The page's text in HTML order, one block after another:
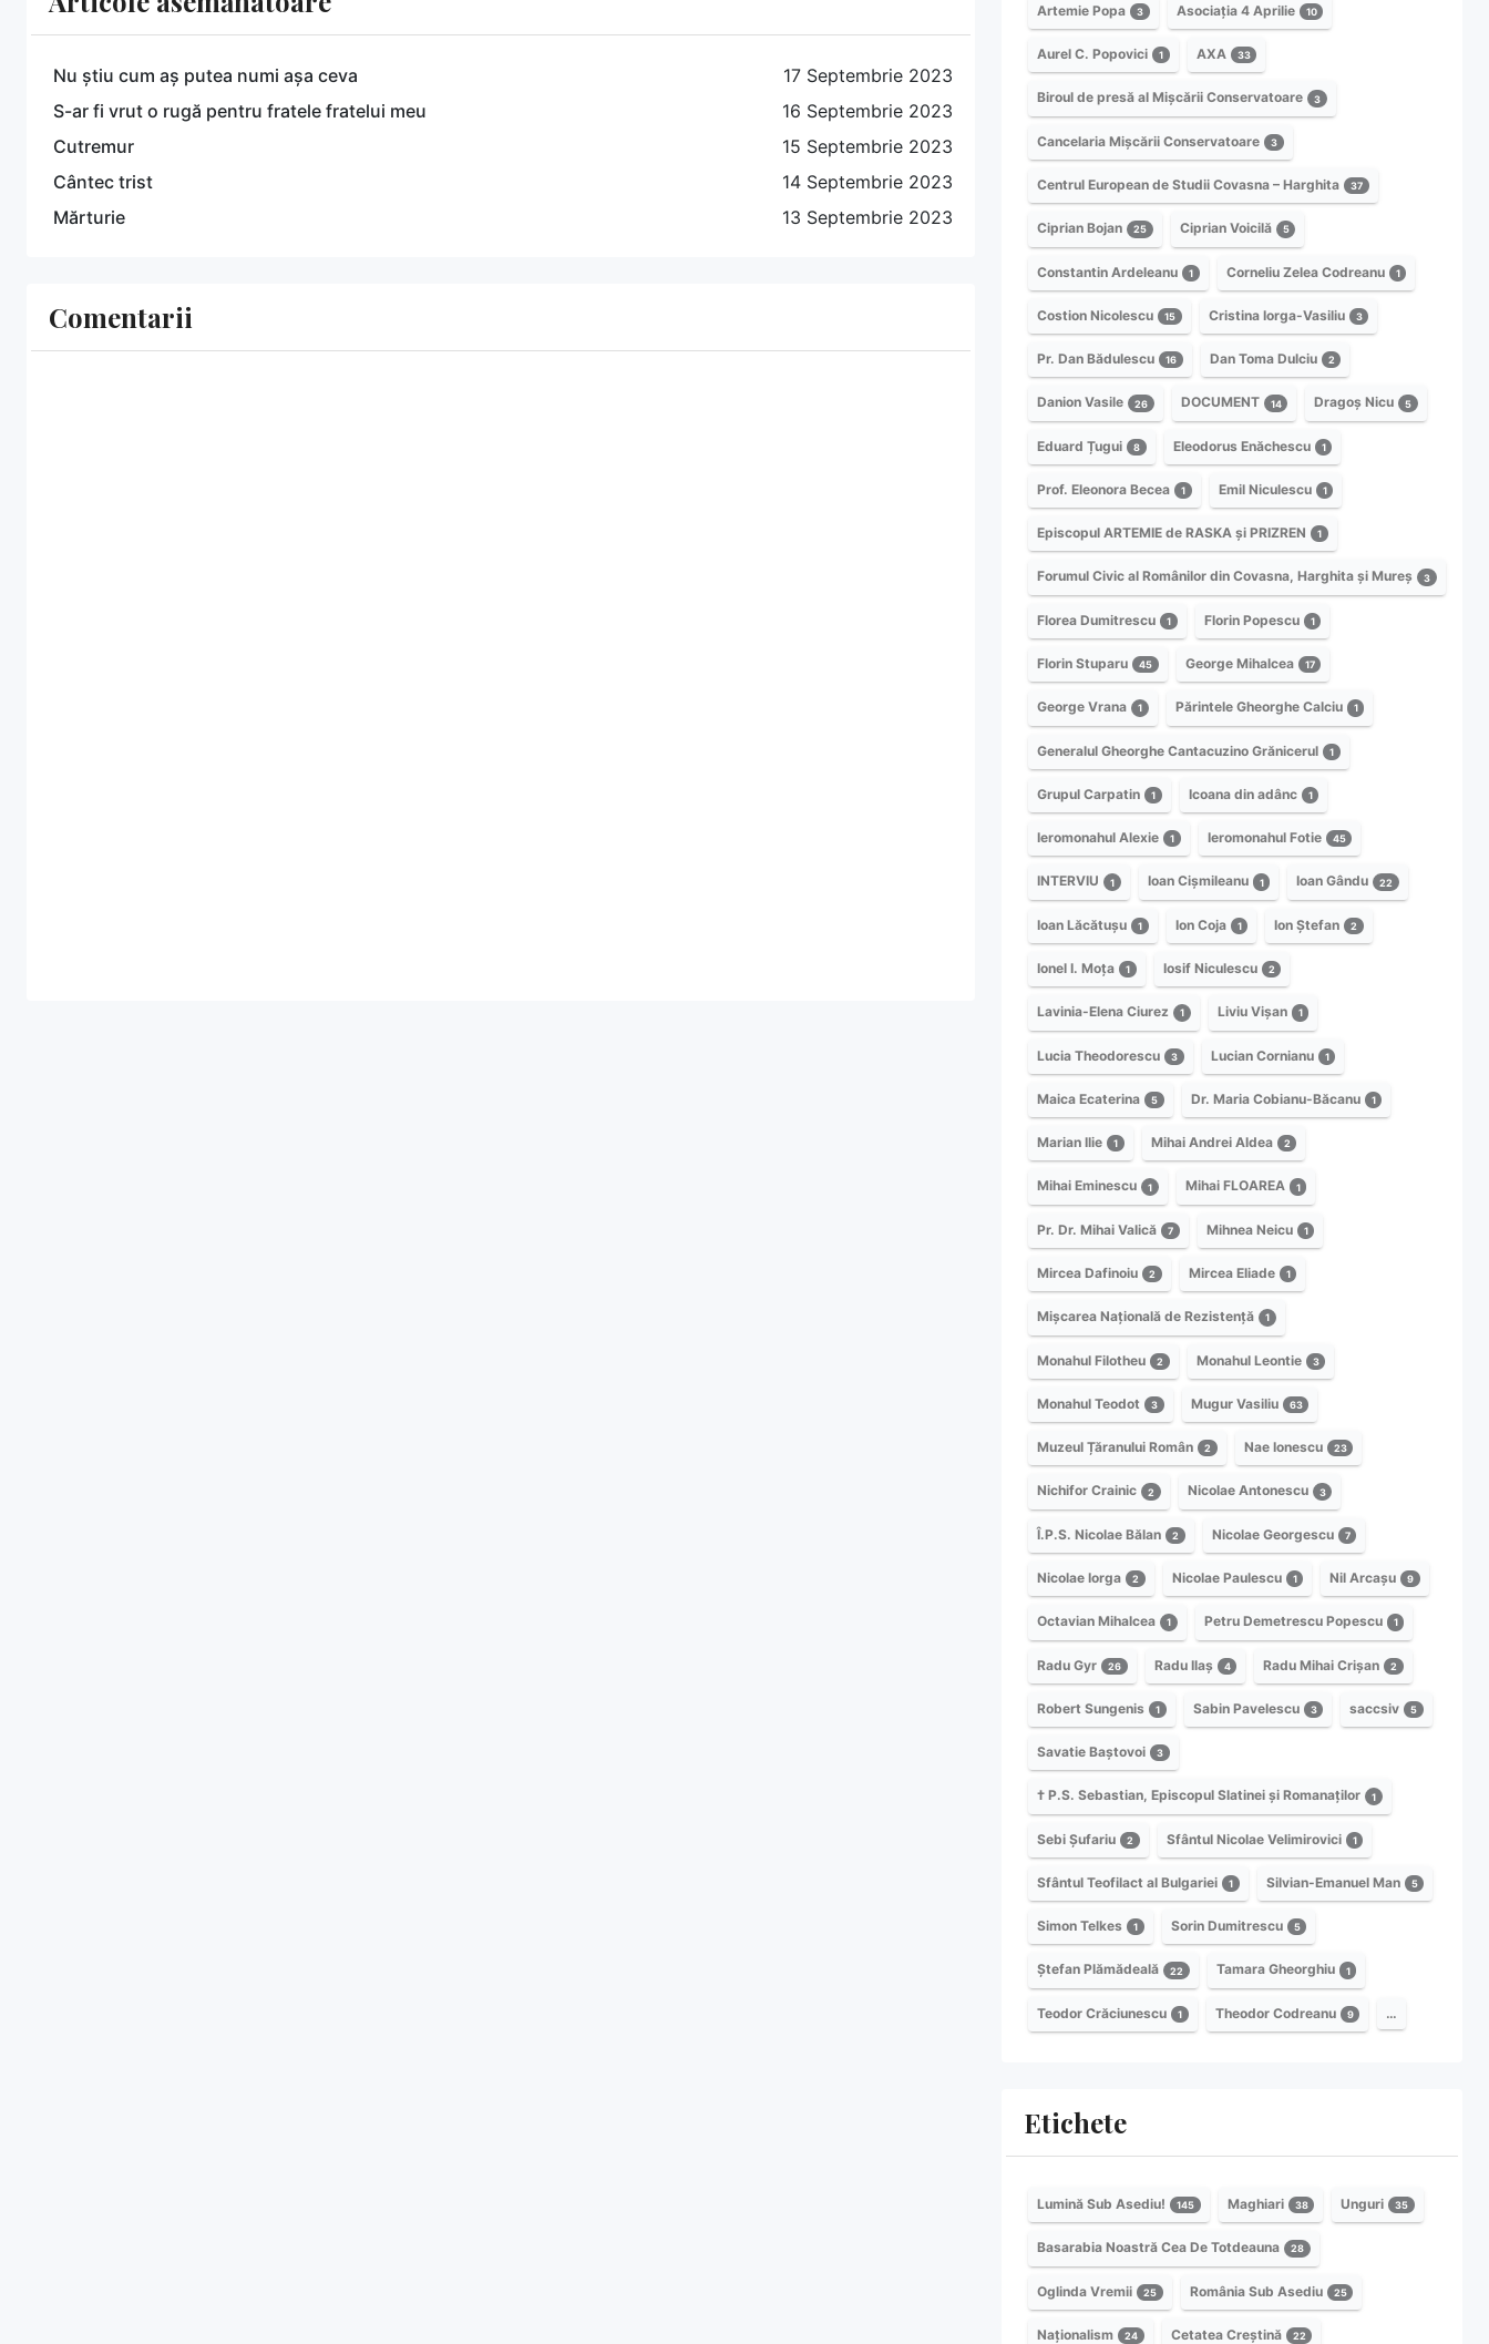
Nu știu cum aș putea numi așa ceva
17 Septembrie 2023
S-ar fi vrut o rugă pentru fratele fratelui meu
16 Septembrie 2023
Cutremur
15 Septembrie 2023
Cântec trist
14 Septembrie 2023
Mărturie
13 Septembrie 2023
Comentarii
Artemie Popa 3 Asociația 4 Aprilie 10
Aurel C. Popovici 1 AXA 33
Biroul de presă al Mișcării Conservatoare 3
Cancelaria Mișcării Conservatoare 3
Centrul European de Studii Covasna – Harghita 37
Ciprian Bojan 25 Ciprian Voicilă 5
Constantin Ardeleanu 1 Corneliu Zelea Codreanu 1
Costion Nicolescu 15 Cristina Iorga-Vasiliu 3
Pr. Dan Bădulescu 16 Dan Toma Dulciu 2
Danion Vasile 26 DOCUMENT 14 Dragoș Nicu 5
Eduard Țugui 8 Eleodorus Enăchescu 1
Prof. Eleonora Becea 1 Emil Niculescu 1
Episcopul ARTEMIE de RASKA și PRIZREN 1
Forumul Civic al Românilor din Covasna, Harghita și Mureș 3
Florea Dumitrescu 1 Florin Popescu 1
Florin Stuparu 45 George Mihalcea 17
George Vrana 1 Părintele Gheorghe Calciu 1
Generalul Gheorghe Cantacuzino Grănicerul 1
Grupul Carpatin 1 Icoana din adânc 1
Ieromonahul Alexie 1 Ieromonahul Fotie 45
INTERVIU 1 Ioan Cișmileanu 1 Ioan Gându 22
Ioan Lăcătușu 1 Ion Coja 1 Ion Ștefan 2
Ionel I. Moța 1 Iosif Niculescu 2
Lavinia-Elena Ciurez 1 Liviu Vișan 1
Lucia Theodorescu 3 Lucian Cornianu 1
Maica Ecaterina 5 Dr. Maria Cobianu-Băcanu 1
Marian Ilie 1 Mihai Andrei Aldea 2
Mihai Eminescu 1 Mihai FLOAREA 1
Pr. Dr. Mihai Valică 7 Mihnea Neicu 1
Mircea Dafinoiu 2 Mircea Eliade 1
Mișcarea Națională de Rezistență 1
Monahul Filotheu 2 Monahul Leontie 3
Monahul Teodot 3 Mugur Vasiliu 63
Muzeul Țăranului Român 2 Nae Ionescu 23
Nichifor Crainic 2 Nicolae Antonescu 3
Î.P.S. Nicolae Bălan 2 Nicolae Georgescu 7
Nicolae Iorga 2 Nicolae Paulescu 1 Nil Arcașu 9
Octavian Mihalcea 1 Petru Demetrescu Popescu 1
Radu Gyr 26 Radu Ilaș 4 Radu Mihai Crișan 2
Robert Sungenis 1 Sabin Pavelescu 3 saccsiv 5
Savatie Baștovoi 3
† P.S. Sebastian, Episcopul Slatinei și Romanaților 1
Sebi Șufariu 2 Sfântul Nicolae Velimirovici 1
Sfântul Teofilact al Bulgariei 1 Silvian-Emanuel Man 5
Simon Telkes 1 Sorin Dumitrescu 5
Ștefan Plămădeală 22 Tamara Gheorghiu 1
Teodor Crăciunescu 1 Theodor Codreanu 9 …
Etichete
Lumină Sub Asediu! 145 Maghiari 38 Unguri 35
Basarabia Noastră Cea De Totdeauna 28
Oglinda Vremii 25 România Sub Asediu 25
Naționalism 24 Cetatea Creștină 22